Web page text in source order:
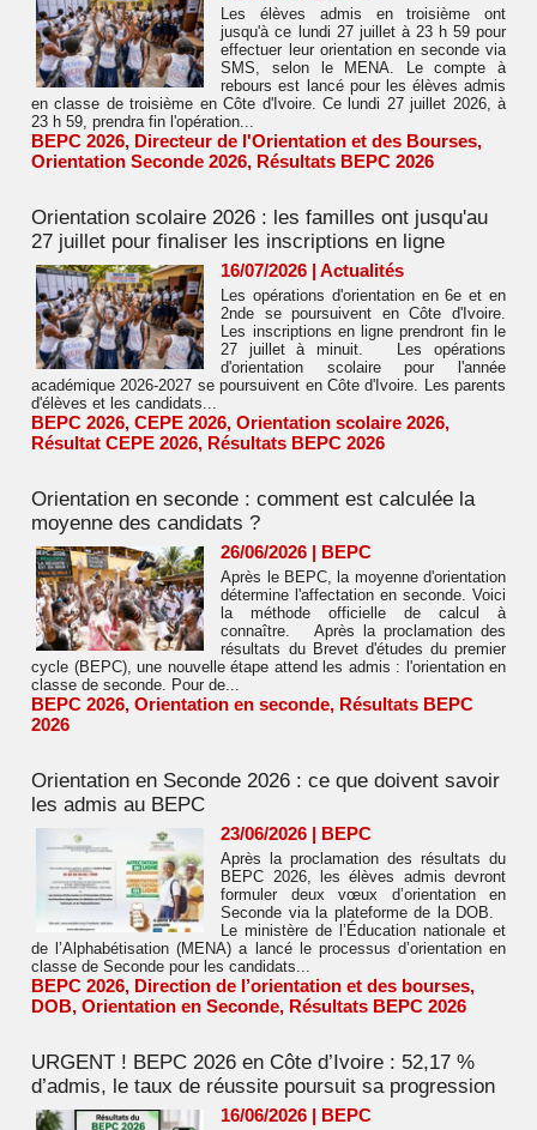
Les élèves admis en troisième ont
jusqu'à ce lundi 27 juillet à 23 h 59 pour
effectuer leur orientation en seconde via
SMS, selon le MENA. Le compte à
rebours est lancé pour les élèves admis
en classe de troisième en Côte d'Ivoire. Ce lundi 27 juillet 2026, à
23 h 59, prendra fin l'opération...
BEPC 2026, Directeur de l'Orientation et des Bourses,
Orientation Seconde 2026, Résultats BEPC 2026
Orientation scolaire 2026 : les familles ont jusqu'au
27 juillet pour finaliser les inscriptions en ligne
16/07/2026 |Actualités
Les opérations d'orientation en 6e et en
2nde se poursuivent en Côte d'Ivoire.
Les inscriptions en ligne prendront fin le
27 juillet à minuit. Les opérations
d'orientation scolaire pour l'année
académique 2026-2027 se poursuivent en Côte d'Ivoire. Les parents
d'élèves et les candidats...
BEPC 2026, CEPE 2026, Orientation scolaire 2026,
Résultat CEPE 2026, Résultats BEPC 2026
Orientation en seconde : comment est calculée la
moyenne des candidats ?
26/06/2026 | BEPC
Après le BEPC, la moyenne d'orientation
détermine l'affectation en seconde. Voici
la méthode officielle de calcul à
connaître. Après la proclamation des
résultats du Brevet d'études du premier
cycle (BEPC), une nouvelle étape attend les admis : l'orientation en
classe de seconde. Pour de...
BEPC 2026, Orientation en seconde, Résultats BEPC
2026
Orientation en Seconde 2026 : ce que doivent savoir
les admis au BEPC
23/06/2026 | BEPC
Après la proclamation des résultats du
BEPC 2026, les élèves admis devront
formuler deux vœux d’orientation en
Seconde via la plateforme de la DOB.
Le ministère de l’Éducation nationale et
de l’Alphabétisation (MENA) a lancé le processus d’orientation en
classe de Seconde pour les candidats...
BEPC 2026, Direction de l’orientation et des bourses,
DOB, Orientation en Seconde, Résultats BEPC 2026
URGENT ! BEPC 2026 en Côte d’Ivoire : 52,17 %
d’admis, le taux de réussite poursuit sa progression
16/06/2026 | BEPC